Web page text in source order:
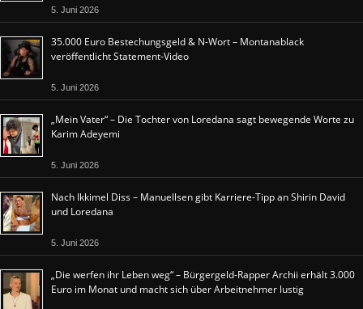
5. Juni 2026
35.000 Euro Bestechungsgeld & N-Wort – Montanablack
veröffentlicht Statement-Video
5. Juni 2026
„Mein Vater“ – Die Tochter von Loredana sagt bewegende Worte zu
Karim Adeyemi
5. Juni 2026
Nach Ikkimel Diss – Manuellsen gibt Karriere-Tipp an Shirin David
und Loredana
5. Juni 2026
„Die werfen ihr Leben weg“ – Bürgergeld-Rapper Archii erhält 3.000
Euro im Monat und macht sich über Arbeitnehmer lustig